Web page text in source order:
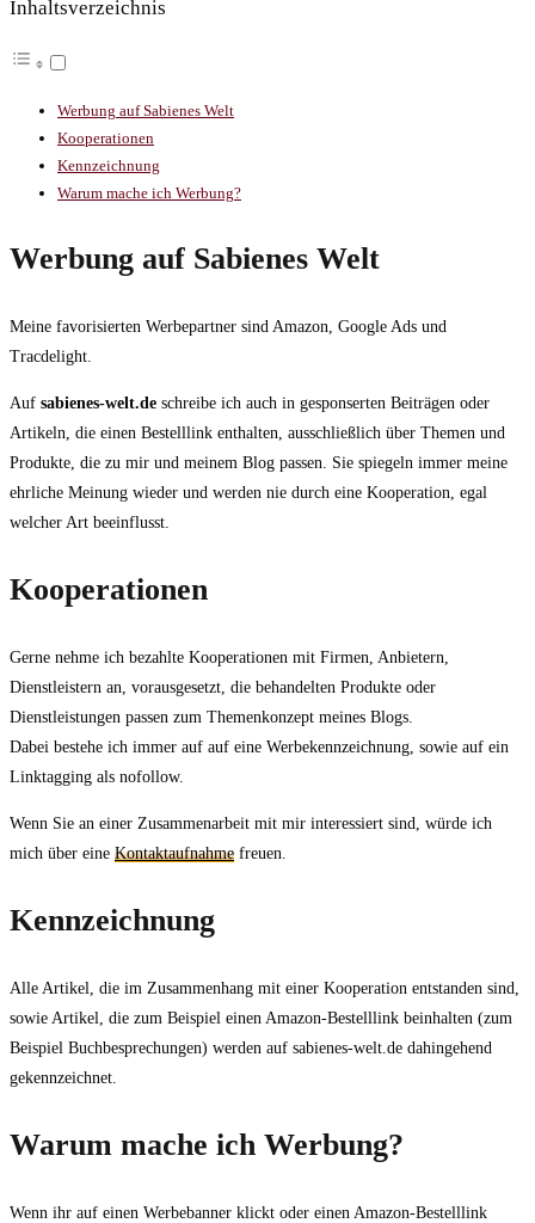
Inhaltsverzeichnis
Werbung auf Sabienes Welt
Kooperationen
Kennzeichnung
Warum mache ich Werbung?
Werbung auf Sabienes Welt
Meine favorisierten Werbepartner sind Amazon, Google Ads und
Tracdelight.
Auf sabienes-welt.de schreibe ich auch in gesponserten Beiträgen oder
Artikeln, die einen Bestelllink enthalten, ausschließlich über Themen und
Produkte, die zu mir und meinem Blog passen. Sie spiegeln immer meine
ehrliche Meinung wieder und werden nie durch eine Kooperation, egal
welcher Art beeinflusst.
Kooperationen
Gerne nehme ich bezahlte Kooperationen mit Firmen, Anbietern,
Dienstleistern an, vorausgesetzt, die behandelten Produkte oder
Dienstleistungen passen zum Themenkonzept meines Blogs.
Dabei bestehe ich immer auf auf eine Werbekennzeichnung, sowie auf ein
Linktagging als nofollow.
Wenn Sie an einer Zusammenarbeit mit mir interessiert sind, würde ich
mich über eine Kontaktaufnahme freuen.
Kennzeichnung
Alle Artikel, die im Zusammenhang mit einer Kooperation entstanden sind,
sowie Artikel, die zum Beispiel einen Amazon-Bestelllink beinhalten (zum
Beispiel Buchbesprechungen) werden auf sabienes-welt.de dahingehend
gekennzeichnet.
Warum mache ich Werbung?
Wenn ihr auf einen Werbebanner klickt oder einen Amazon-Bestelllink